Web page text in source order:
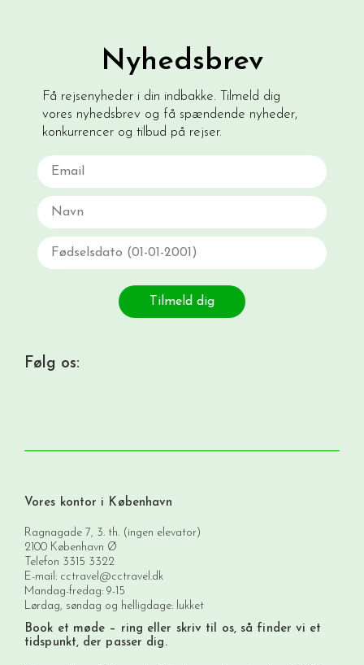
Nyhedsbrev
Få rejsenyheder i din indbakke. Tilmeld dig
vores nyhedsbrev og få spændende nyheder,
konkurrencer og tilbud på rejser.
Email
Navn
Fødselsdato
Tilmeld dig
Følg os:
Vores kontor i København
Ragnagade 7, 3. th. (ingen elevator)
2100 København Ø
Telefon 3315 3322
E-mail: cctravel@cctravel.dk
Mandag-fredag: 9-15
Lørdag, søndag og helligdage: lukket
Book et møde – ring eller skriv til os, så finder vi et
tidspunkt, der passer dig.